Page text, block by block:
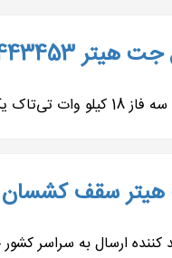
سقف کشسان
کننده ارسال به